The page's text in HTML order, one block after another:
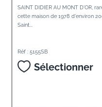
SAINT DIDIER AU MONT D'OR,
cette maison de 1978 d'environ
Saint...
Réf : 5155SB
Sélectionner